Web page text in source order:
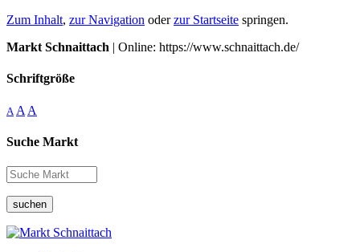
Zum Inhalt, zur Navigation oderzur Startseite springen.
Markt Schnaittach | Online: https://www.schnaittach.de/
Schriftgröße
A A A
Suche Markt
suchen